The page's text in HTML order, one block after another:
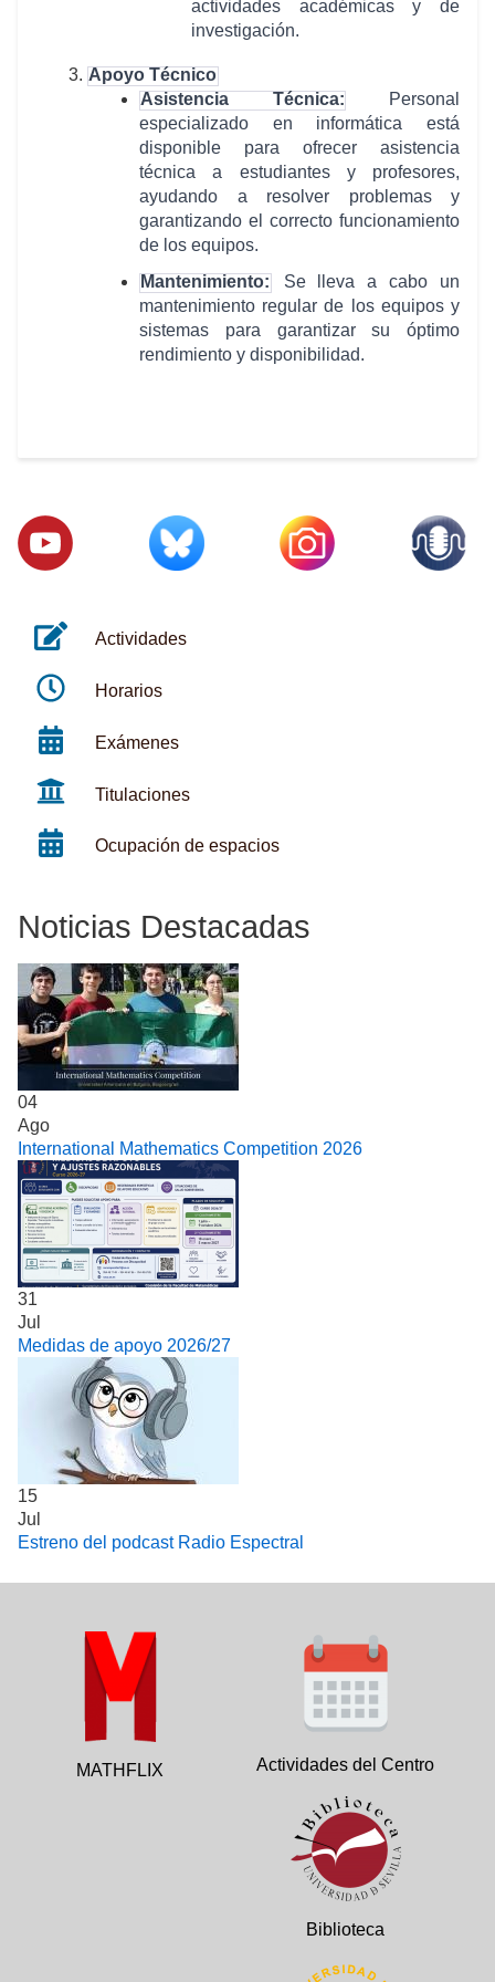
actividades académicas y de
investigación.
Apoyo Técnico
Asistencia Técnica:
Personal
especializado en informática está
disponible para ofrecer asistencia
técnica a estudiantes y profesores,
ayudando a resolver problemas y
garantizando el correcto funcionamiento
de los equipos.
Mantenimiento:
Se lleva a cabo un
mantenimiento regular de los equipos y
sistemas para garantizar su óptimo
rendimiento y disponibilidad.
Actividades
Horarios
Exámenes
Titulaciones
Ocupación de espacios
Noticias Destacadas
04
Ago
International Mathematics Competition 2026
31
Jul
Medidas de apoyo 2026/27
15
Jul
Estreno del podcast Radio Espectral
MATHFLIX Actividades del Centro
Biblioteca